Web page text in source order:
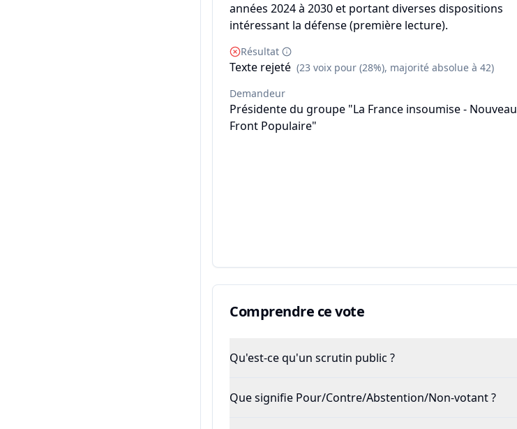
années 2024 à 2030 et portant diverses dispositions
intéressant la défense (première lecture).
Résultat
Texte rejeté (23 voix pour (28%), majorité absolue à 42)
Demandeur
Présidente du groupe "La France insoumise - Nouveau
Front Populaire"
Comprendre ce vote
Qu'est-ce qu'un scrutin public ?
Que signifie Pour/Contre/Abstention/Non-votant ?